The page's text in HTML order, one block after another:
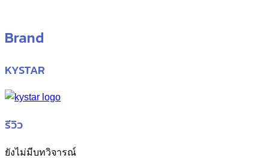
Brand
KYSTAR
รีวิว
ยังไม่มีบทวิจารณ์